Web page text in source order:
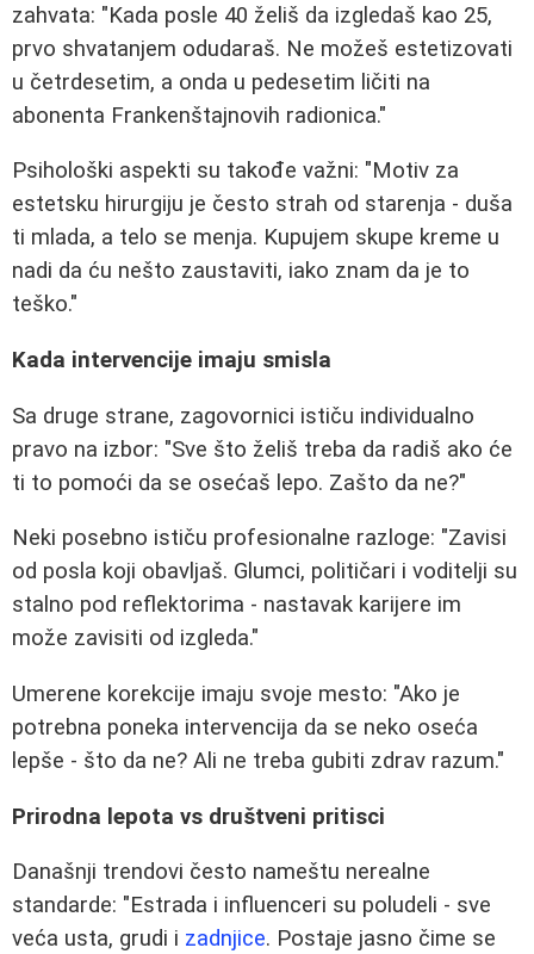
zahvata: "Kada posle 40 želiš da izgledaš kao 25,
prvo shvatanjem odudaraš. Ne možeš estetizovati
u četrdesetim, a onda u pedesetim ličiti na
abonenta Frankenštajnovih radionica."
Psihološki aspekti su takođe važni: "Motiv za
estetsku hirurgiju je često strah od starenja - duša
ti mlada, a telo se menja. Kupujem skupe kreme u
nadi da ću nešto zaustaviti, iako znam da je to
teško."
Kada intervencije imaju smisla
Sa druge strane, zagovornici ističu individualno
pravo na izbor: "Sve što želiš treba da radiš ako će
ti to pomoći da se osećaš lepo. Zašto da ne?"
Neki posebno ističu profesionalne razloge: "Zavisi
od posla koji obavljaš. Glumci, političari i voditelji su
stalno pod reflektorima - nastavak karijere im
može zavisiti od izgleda."
Umerene korekcije imaju svoje mesto: "Ako je
potrebna poneka intervencija da se neko oseća
lepše - što da ne? Ali ne treba gubiti zdrav razum."
Prirodna lepota vs društveni pritisci
Današnji trendovi često nameštu nerealne
standarde: "Estrada i influenceri su poludeli - sve
veća usta, grudi i zadnjice. Postaje jasno čime se